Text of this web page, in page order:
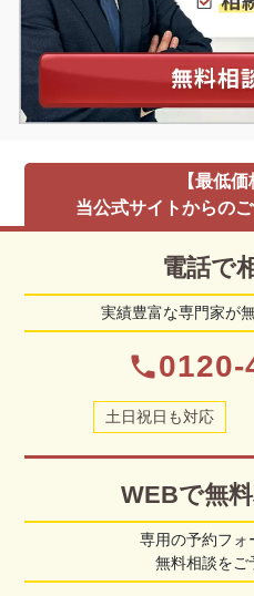
【最低価
当公式サイトからの
電話で
実績豊富な専門家が
phone0120-
土日祝日も対応
WEBで無
専用の予約フォ
無料相談をご